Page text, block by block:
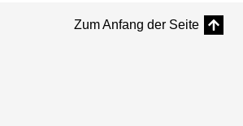
Zum Anfang der Seite